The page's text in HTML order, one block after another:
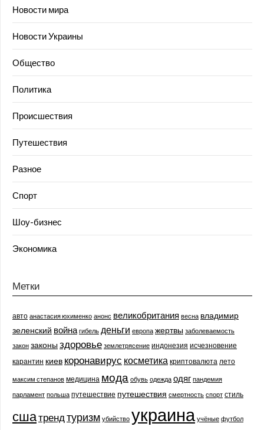
Новости мира
Новости Украины
Общество
Политика
Происшествия
Путешествия
Разное
Спорт
Шоу-бизнес
Экономика
Метки
авто анастасия юхименко анонс великобритания весна владимир
зеленский война гибель деньги европа жертвы заболеваемость
закон законыздоровье землетрясение индонезия исчезновение
карантин киев коронавирус косметика криптовалюта лето
максим степанов медицина мода обувь одежда одяг пандемия
парламент польша путешествие путешествия смертность спорт стиль
сшатренд туризм убийство украина учёные футбол